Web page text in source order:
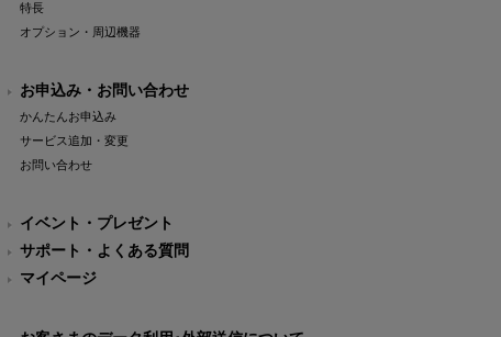
特長
オプション・周辺機器
お申込み・お問い合わせ
かんたんお申込み
サービス追加・変更
お問い合わせ
イベント・プレゼント
サポート・よくある質問
マイページ